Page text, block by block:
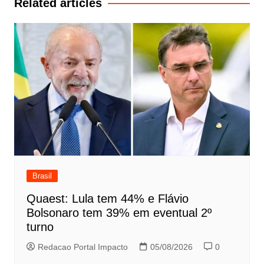
Related articles
Brasil
Quaest: Lula tem 44% e Flávio
Bolsonaro tem 39% em eventual 2º
turno
Redacao Portal Impacto 05/08/2026 0